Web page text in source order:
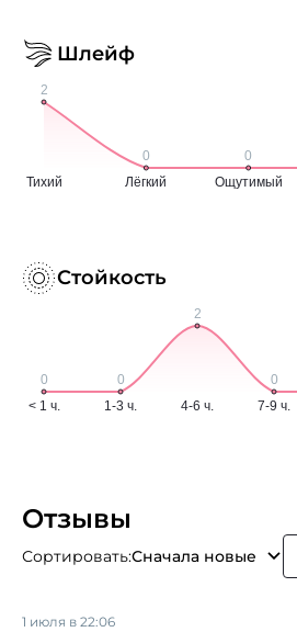
Шлейф
Стойкость
Отзывы
Сортировать:Сначала новые
1 июля в 22:06